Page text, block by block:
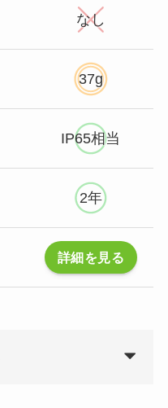
なし
37g
IP65相当
2年
詳細を見る